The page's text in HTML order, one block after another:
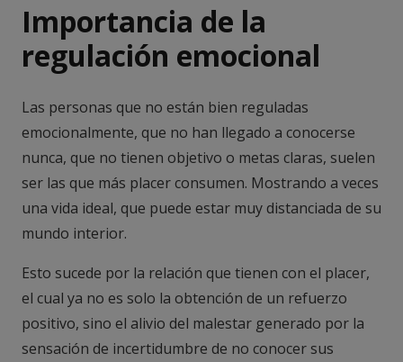
Importancia de la
regulación emocional
Las personas que no están bien reguladas
emocionalmente, que no han llegado a conocerse
nunca, que no tienen objetivo o metas claras, suelen
ser las que más placer consumen. Mostrando a veces
una vida ideal, que puede estar muy distanciada de su
mundo interior.
Esto sucede por la relación que tienen con el placer,
el cual ya no es solo la obtención de un refuerzo
positivo, sino el alivio del malestar generado por la
sensación de incertidumbre de no conocer sus